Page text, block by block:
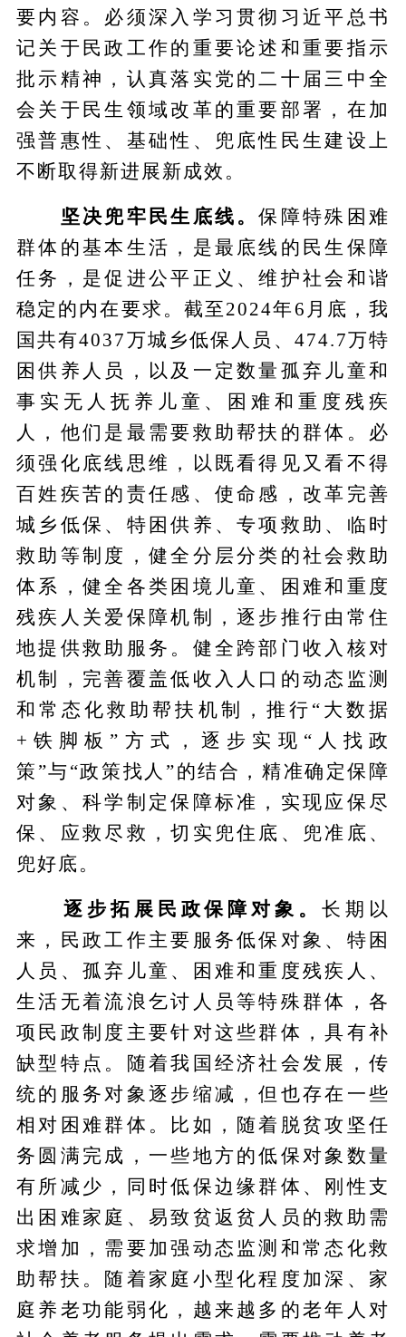
要内容。必须深入学习贯彻习近平总书
记关于民政工作的重要论述和重要指示
批示精神，认真落实党的二十届三中全
会关于民生领域改革的重要部署，在加
强普惠性、基础性、兜底性民生建设上
不断取得新进展新成效。
坚决兜牢民生底线。保障特殊困难
群体的基本生活，是最底线的民生保障
任务，是促进公平正义、维护社会和谐
稳定的内在要求。截至2024年6月底，我
国共有4037万城乡低保人员、474.7万特
困供养人员，以及一定数量孤弃儿童和
事实无人抚养儿童、困难和重度残疾
人，他们是最需要救助帮扶的群体。必
须强化底线思维，以既看得见又看不得
百姓疾苦的责任感、使命感，改革完善
城乡低保、特困供养、专项救助、临时
救助等制度，健全分层分类的社会救助
体系，健全各类困境儿童、困难和重度
残疾人关爱保障机制，逐步推行由常住
地提供救助服务。健全跨部门收入核对
机制，完善覆盖低收入人口的动态监测
和常态化救助帮扶机制，推行“大数据
+铁脚板”方式，逐步实现“人找政
策”与“政策找人”的结合，精准确定保障
对象、科学制定保障标准，实现应保尽
保、应救尽救，切实兜住底、兜准底、
兜好底。
逐步拓展民政保障对象。长期以
来，民政工作主要服务低保对象、特困
人员、孤弃儿童、困难和重度残疾人、
生活无着流浪乞讨人员等特殊群体，各
项民政制度主要针对这些群体，具有补
缺型特点。随着我国经济社会发展，传
统的服务对象逐步缩减，但也存在一些
相对困难群体。比如，随着脱贫攻坚任
务圆满完成，一些地方的低保对象数量
有所减少，同时低保边缘群体、刚性支
出困难家庭、易致贫返贫人员的救助需
求增加，需要加强动态监测和常态化救
助帮扶。随着家庭小型化程度加深、家
庭养老功能弱化，越来越多的老年人对